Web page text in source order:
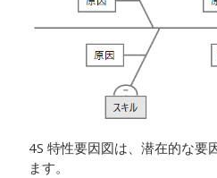
4S 特性要因図は、潜在的な要
ます。